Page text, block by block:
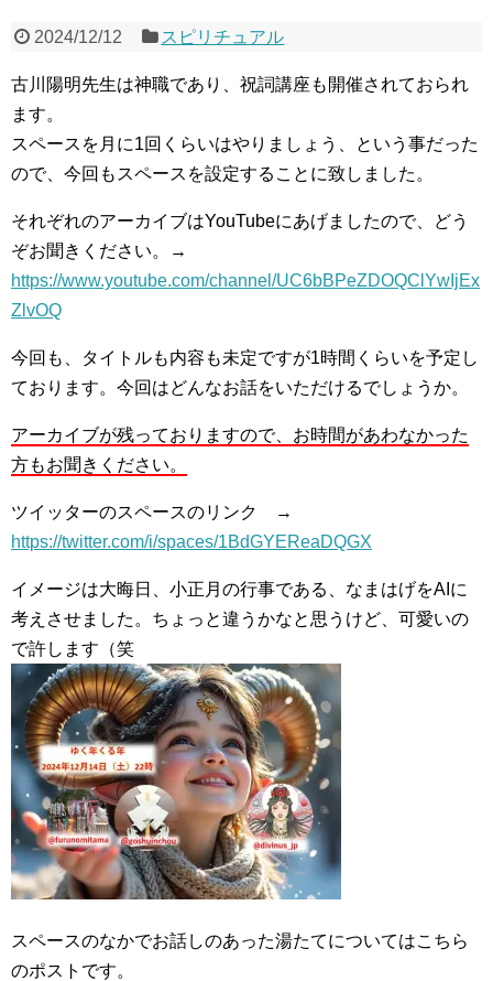
2024/12/12 スピリチュアル
古川陽明先生は神職であり、祝詞講座も開催されておられ
ます。
スペースを月に1回くらいはやりましょう、という事だった
ので、今回もスペースを設定することに致しました。
それぞれのアーカイブはYouTubeにあげましたので、どう
ぞお聞きください。→
https://www.youtube.com/channel/UC6bBPeZDOQClYwIjEx
ZlvOQ
今回も、タイトルも内容も未定ですが1時間くらいを予定し
ております。今回はどんなお話をいただけるでしょうか。
アーカイブが残っておりますので、お時間があわなかった
方もお聞きください。
ツイッターのスペースのリンク →
https://twitter.com/i/spaces/1BdGYEReaDQGX
イメージは大晦日、小正月の行事である、なまはげをAIに
考えさせました。ちょっと違うかなと思うけど、可愛いの
で許します（笑
スペースのなかでお話しのあった湯たてについてはこちら
のポストです。